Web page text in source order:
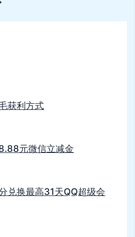
获利方式
元微信立减金
兑换最高31天QQ超级会